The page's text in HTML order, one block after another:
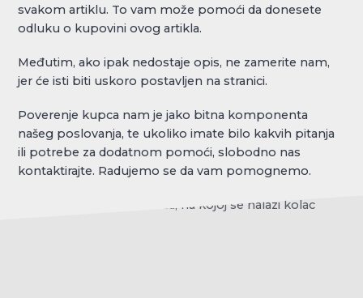
svakom artiklu. To vam može pomoći da donesete
odluku o kupovini ovog artikla.
Međutim, ako ipak nedostaje opis, ne zamerite nam,
jer će isti biti uskoro postavljen na stranici.
Poverenje kupca nam je jako bitna komponenta
našeg poslovanja, te ukoliko imate bilo kakvih pitanja
ili potrebe za dodatnom pomoći, slobodno nas
kontaktirajte. Radujemo se da vam pomognemo.